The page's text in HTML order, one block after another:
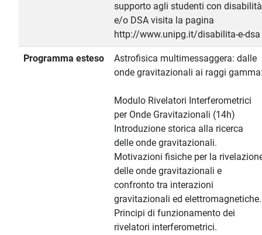
supporto agli studenti con disabilità
e/o DSA visita la pagina
http://www.unipg.it/disabilita-e-dsa
Programma esteso
Astrofisica multimessaggera: dalle
onde gravitazionali ai raggi
Modulo Rivelatori Interferometrici
per Onde Gravitazionali (14h)
Introduzione storica alla ricerca
delle onde gravitazionali.
Motivazioni fisiche per la
delle onde gravitazionali e
confronto tra interazioni
gravitazionali ed elettromagnetiche.
Principi di funzionamento dei
rivelatori interferometrici.